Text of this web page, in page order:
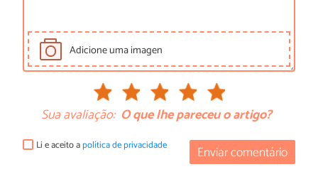
Adicione uma imagen
Sua avaliação: O que lhe pareceu o artigo?
Enviar comentário
Li e aceito apolítica de privacidade